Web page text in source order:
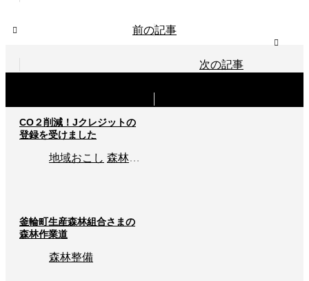
前の記事
次の記事
CO２削減！Jクレジットの
登録を受けました
地域おこし 森林整備
釜輪町生産森林組合さまの
森林作業道
森林整備